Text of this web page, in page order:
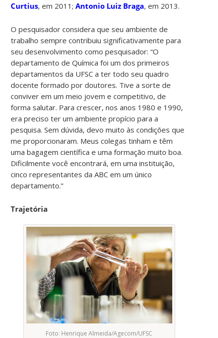
Curtius, em 2011;Antonio Luiz Braga, em 2013.
O pesquisador considera que seu ambiente de
trabalho sempre contribuiu significativamente para
seu desenvolvimento como pesquisador: “O
departamento de Química foi um dos primeiros
departamentos da UFSC a ter todo seu quadro
docente formado por doutores. Tive a sorte de
conviver em um meio jovem e competitivo, de
forma salutar. Para crescer, nos anos 1980 e 1990,
era preciso ter um ambiente propício para a
pesquisa. Sem dúvida, devo muito às condições que
me proporcionaram. Meus colegas tinham e têm
uma bagagem científica e uma formação muito boa.
Dificilmente você encontrará, em uma instituição,
cinco representantes da ABC em um único
departamento.”
Trajetória
Foto: Henrique Almeida/Agecom/UFSC